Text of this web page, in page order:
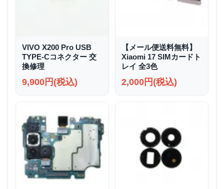
VIVO X200 Pro USB
TYPE-Cコネクター 交
換修理
9,900円(税込)
【メール便送料無料】
Xiaomi 17 SIMカードト
レイ 全3色
2,000円(税込)